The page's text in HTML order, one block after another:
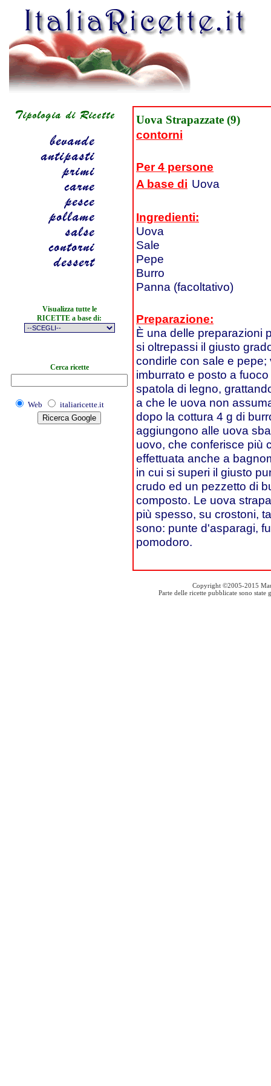
Visualizza tutte le
RICETTE a base di:
Cerca ricette
Web italiaricette.it
Uova Strapazzate (9)
contorni
Per 4 persone
A base di Uova
Ingredienti:
Uova
Sale
Pepe
Burro
Panna (facoltativo)
Preparazione:
È una delle preparazioni
si oltrepassi il giusto
condirle con sale e
imburrato e posto a
spatola di legno,
a che le uova non
dopo la cottura 4 g di
aggiungono alle uova
uovo, che conferisce più
effettuata anche a
in cui si superi il giusto
crudo ed un pezzetto di
composto. Le uova
più spesso, su crostoni,
sono: punte d'asparagi,
pomodoro.
Copyright ©2005-2015
Parte delle ricette pubblicate sono state